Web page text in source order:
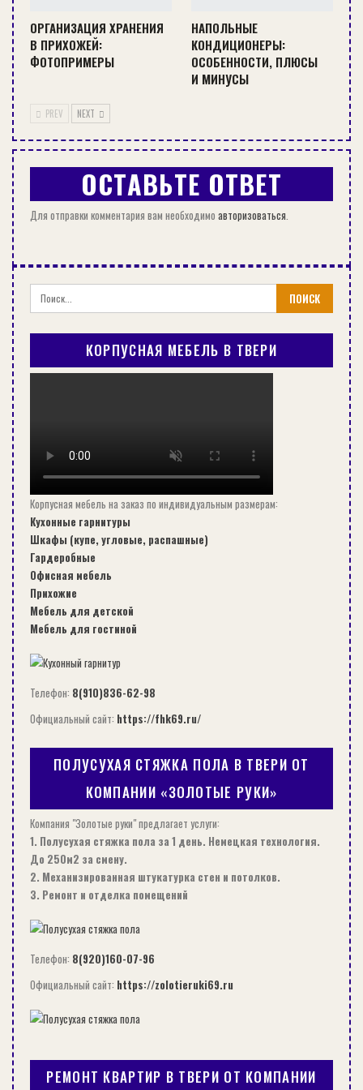
посуды, капсулы для посудомоечной
машины, уксус.
Запас кухонных губок, щетки, скребки,
хозяев по уборке.
Фильтр для воды, которая поступает
приготовления еды и питья.
СЕЙЧАС ЧИТАЮТ:
СОВЕТЫ
СРОК ПОВЕРКИ СЧЕТЧИКОВ ХОЛОДНОЙ И ГОРЯЧЕЙ ВОДЫ:
ИНТЕРВАЛЫ…
ДЕРЕВЯННЫЙ ДОМ С УНИКАЛЬНОЙ КРЫШЕЙ
СОВЕТЫ
ОРГАНИЗАЦИЯ ХРАНЕНИЯ
В ПРИХОЖЕЙ:
ФОТОПРИМЕРЫ
НАПОЛЬНЫЕ
КОНДИЦИОНЕРЫ:
ОСОБЕННОСТИ, ПЛЮСЫ
И МИНУСЫ
PREV NEXT
ОСТАВЬТЕ ОТВЕТ
Для отправки комментария вам необходимо авторизоваться.
КОРПУСНАЯ МЕБЕЛЬ В ТВЕРИ
Корпусная мебель на заказ по индивидуальным размерам:
Кухонные гарнитуры
Шкафы (купе, угловые, распашные)
Гардеробные
Офисная мебель
Прихожие
Мебель для детской
Мебель для гостиной
Телефон: 8(910)836-62-98
Официальный сайт: https://fhk69.ru/
ПОЛУСУХАЯ СТЯЖКА ПОЛА В ТВЕРИ ОТ
КОМПАНИИ «ЗОЛОТЫЕ РУКИ»
Компания "Золотые руки" предлагает услуги:
1. Полусухая стяжка пола за 1 день. Немецкая технология.
До 250м2 за смену.
2. Механизированная штукатурка стен и потолков.
3. Ремонт и отделка помещений
Телефон: 8(920)160-07-96
Официальный сайт: https://zolotieruki69.ru
РЕМОНТ КВАРТИР В ТВЕРИ ОТ КОМПАНИИ